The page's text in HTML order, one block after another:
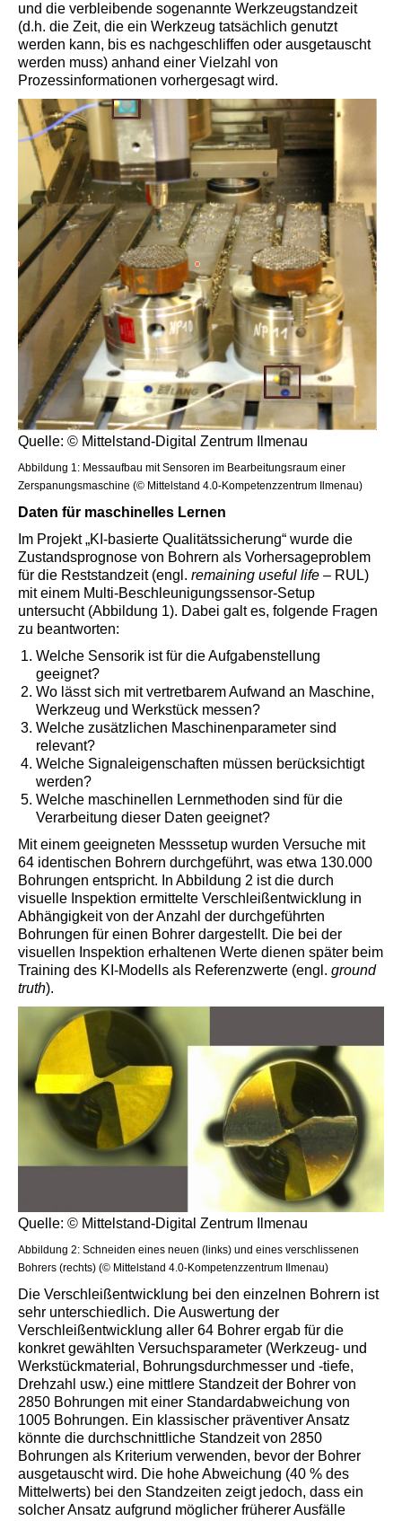
und die verbleibende sogenannte Werkzeugstandzeit
(d.h. die Zeit, die ein Werkzeug tatsächlich genutzt
werden kann, bis es nachgeschliffen oder ausgetauscht
werden muss) anhand einer Vielzahl von
Prozessinformationen vorhergesagt wird.
Quelle: © Mittelstand-Digital Zentrum Ilmenau
Abbildung 1: Messaufbau mit Sensoren im Bearbeitungsraum einer
Zerspanungsmaschine (© Mittelstand 4.0-Kompetenzzentrum Ilmenau)
Daten für maschinelles Lernen
Im Projekt „KI-basierte Qualitätssicherung“ wurde die
Zustandsprognose von Bohrern als Vorhersageproblem
für die Reststandzeit (engl. remaining useful life – RUL)
mit einem Multi-Beschleunigungssensor-Setup
untersucht (Abbildung 1). Dabei galt es, folgende Fragen
zu beantworten:
Welche Sensorik ist für die Aufgabenstellung
geeignet?
Wo lässt sich mit vertretbarem Aufwand an Maschine,
Werkzeug und Werkstück messen?
Welche zusätzlichen Maschinenparameter sind
relevant?
Welche Signaleigenschaften müssen berücksichtigt
werden?
Welche maschinellen Lernmethoden sind für die
Verarbeitung dieser Daten geeignet?
Mit einem geeigneten Messsetup wurden Versuche mit
64 identischen Bohrern durchgeführt, was etwa 130.000
Bohrungen entspricht. In Abbildung 2 ist die durch
visuelle Inspektion ermittelte Verschleißentwicklung in
Abhängigkeit von der Anzahl der durchgeführten
Bohrungen für einen Bohrer dargestellt. Die bei der
visuellen Inspektion erhaltenen Werte dienen später beim
Training des KI-Modells als Referenzwerte (engl. ground
truth).
Quelle: © Mittelstand-Digital Zentrum Ilmenau
Abbildung 2: Schneiden eines neuen (links) und eines verschlissenen
Bohrers (rechts) (© Mittelstand 4.0-Kompetenzzentrum Ilmenau)
Die Verschleißentwicklung bei den einzelnen Bohrern ist
sehr unterschiedlich. Die Auswertung der
Verschleißentwicklung aller 64 Bohrer ergab für die
konkret gewählten Versuchsparameter (Werkzeug- und
Werkstückmaterial, Bohrungsdurchmesser und -tiefe,
Drehzahl usw.) eine mittlere Standzeit der Bohrer von
2850 Bohrungen mit einer Standardabweichung von
1005 Bohrungen. Ein klassischer präventiver Ansatz
könnte die durchschnittliche Standzeit von 2850
Bohrungen als Kriterium verwenden, bevor der Bohrer
ausgetauscht wird. Die hohe Abweichung (40 % des
Mittelwerts) bei den Standzeiten zeigt jedoch, dass ein
solcher Ansatz aufgrund möglicher früherer Ausfälle